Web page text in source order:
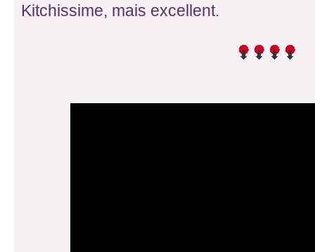
Kitchissime, mais excellent.